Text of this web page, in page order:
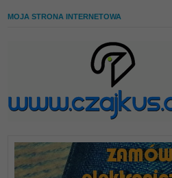
MOJA STRONA INTERNETOWA